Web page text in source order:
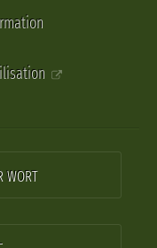
WORT